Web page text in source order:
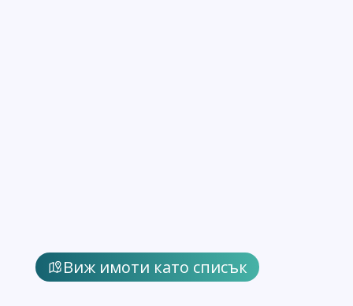
Виж имоти като списък